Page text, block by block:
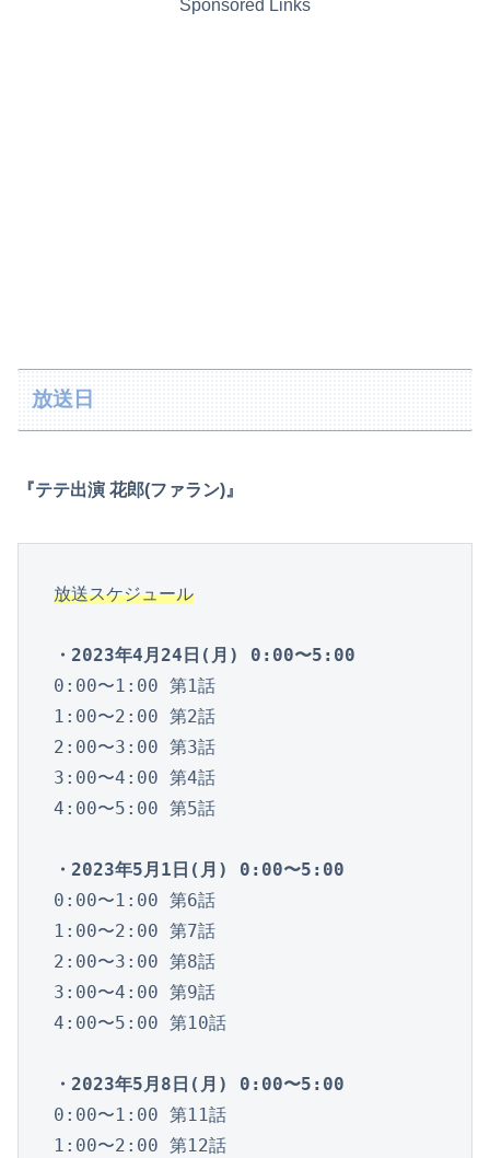
Sponsored Links
放送日
『テテ出演 花郎(ファラン)』
放送スケジュール
・2023年4月24日(月) 0:00〜5:00
0:00〜1:00 第1話
1:00〜2:00 第2話
2:00〜3:00 第3話
3:00〜4:00 第4話
4:00〜5:00 第5話
・2023年5月1日(月) 0:00〜5:00
0:00〜1:00 第6話
1:00〜2:00 第7話
2:00〜3:00 第8話
3:00〜4:00 第9話
4:00〜5:00 第10話
・2023年5月8日(月) 0:00〜5:00
0:00〜1:00 第11話
1:00〜2:00 第12話